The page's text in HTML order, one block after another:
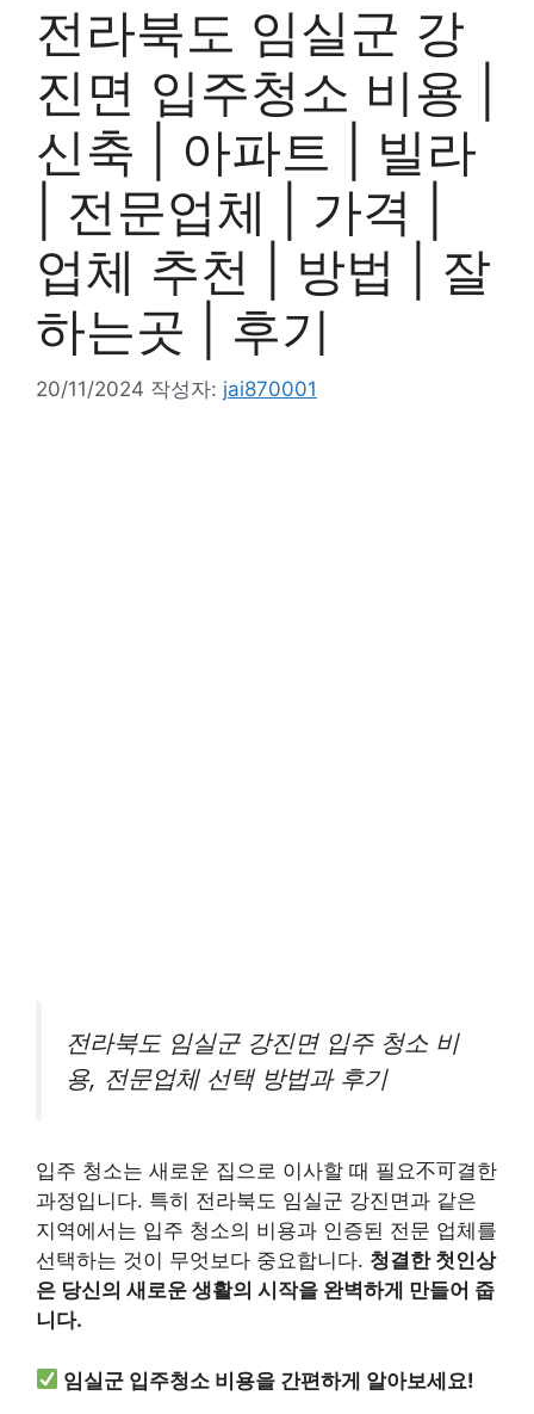
전라북도 임실군 강
진면 입주청소 비용 |
신축 | 아파트 | 빌라
| 전문업체 | 가격 |
업체 추천 | 방법 | 잘
하는곳 | 후기
20/11/2024 작성자: jai870001
전라북도 임실군 강진면 입주 청소 비
용, 전문업체 선택 방법과 후기
입주 청소는 새로운 집으로 이사할 때 필요不可결한
과정입니다. 특히 전라북도 임실군 강진면과 같은
지역에서는 입주 청소의 비용과 인증된 전문 업체를
선택하는 것이 무엇보다 중요합니다. 청결한 첫인상
은 당신의 새로운 생활의 시작을 완벽하게 만들어 줍
니다.
임실군 입주청소 비용을 간편하게 알아보세요!